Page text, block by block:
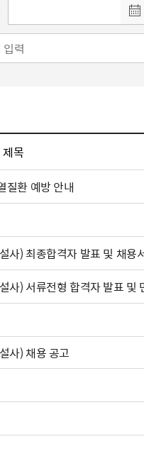
제목
질환 예방 안내
국립4.19민주묘지관리소 공무직(보훈해설사) 최종합
국립4.19민주묘지관리소 공무직(보훈해설사) 서류전
사) 채용 공고